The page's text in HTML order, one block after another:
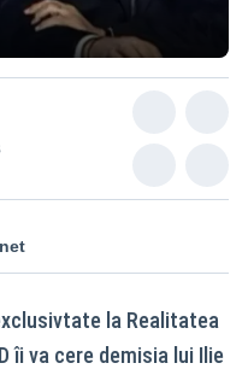
la Realitatea
îi va cere demisia lui Ilie